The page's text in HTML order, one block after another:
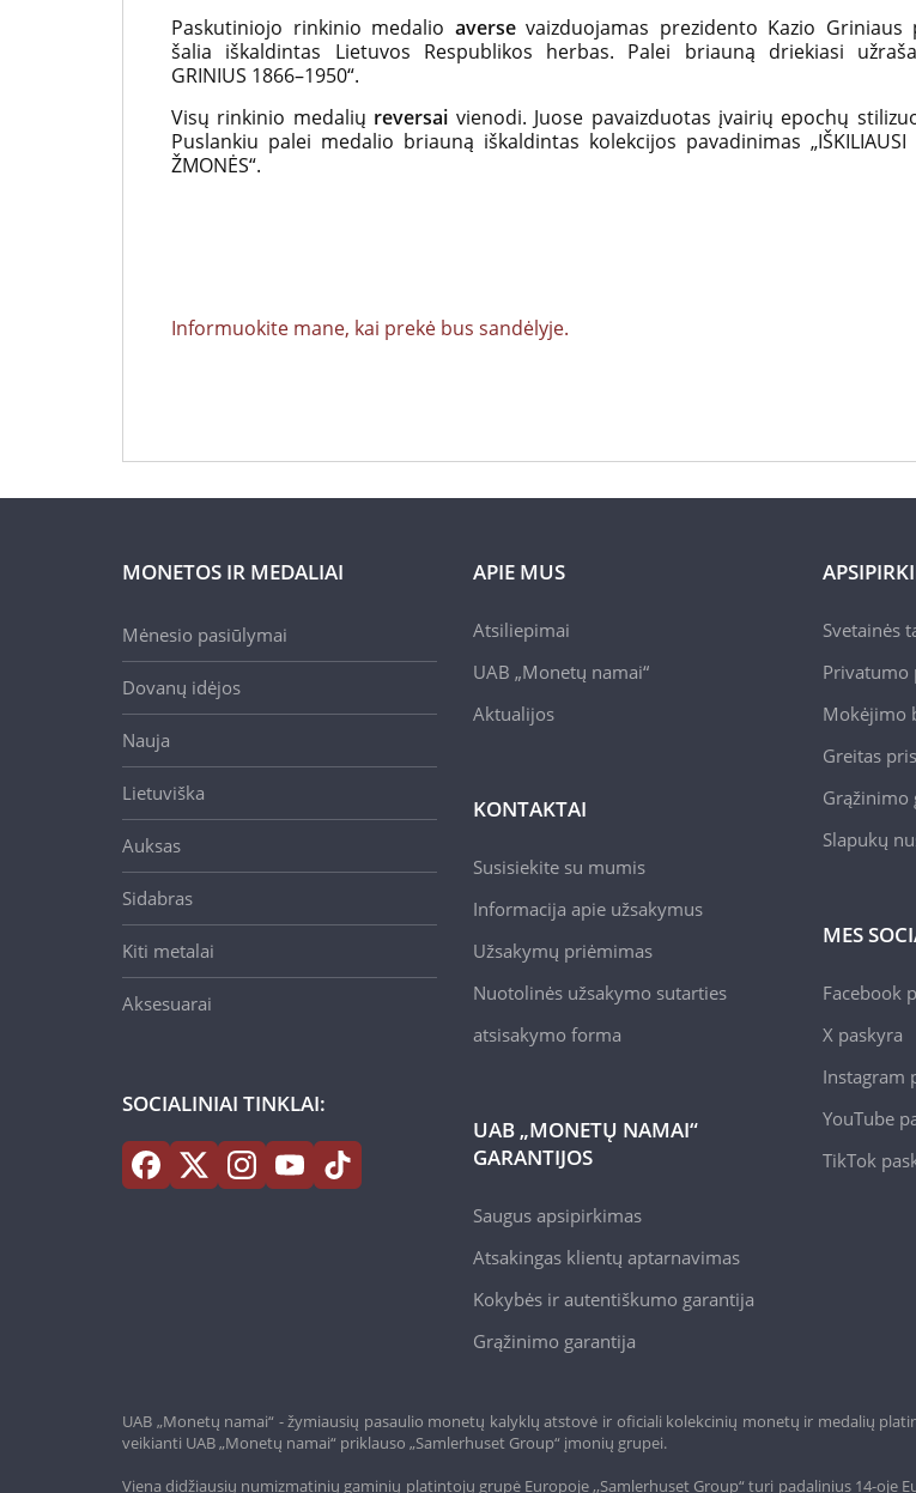
Paskutiniojo rinkinio medalio aversevaizduojamas prezidento Kazio Griniaus
šalia iškaldintas Lietuvos Respublikos herbas. Palei briauną driekiasi
GRINIUS 1866–1950“.
Visų rinkinio medalių reversai vienodi. Juose pavaizduotas įvairių epochų
Puslankiu palei medalio briauną iškaldintas kolekcijos pavadinimas „IŠKILIAUSI
ŽMONĖS“.
Informuokite mane, kai prekė bus sandėlyje.
MONETOS IR MEDALIAI
Mėnesio pasiūlymai
Dovanų idėjos
Nauja
Lietuviška
Auksas
Sidabras
Kiti metalai
Aksesuarai
SOCIALINIAI TINKLAI:
APIE MUS
Atsiliepimai
UAB „Monetų namai“
Aktualijos
KONTAKTAI
Susisiekite su mumis
Informacija apie užsakymus
Užsakymų priėmimas
Nuotolinės užsakymo sutarties
atsisakymo forma
UAB „MONETŲ NAMAI“
GARANTIJOS
Saugus apsipirkimas
Atsakingas klientų aptarnavimas
Kokybės ir autentiškumo garantija
Grąžinimo garantija
Svetainės
Privatumo
Mokėjimo
Greitas
Grąžinimo
Slapukų
MES
Facebook
X paskyra
Instagram
YouTube
TikTok
UAB „Monetų namai“ - žymiausių pasaulio monetų kalyklų atstovė ir oficiali kolekcinių monetų ir medalių
veikianti UAB „Monetų namai“ priklauso „Samlerhuset Group“ įmonių grupei.
Viena didžiausių numizmatinių gaminių platintojų grupė Europoje ,,Samlerhuset Group“ turi padalinius 14-oje